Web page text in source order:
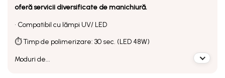
oferă servicii diversificate de manichiură.
• Compatibil cu lămpi UV/ LED
⏱ Timp de polimerizare: 30 sec. (LED 48W)
Moduri de...